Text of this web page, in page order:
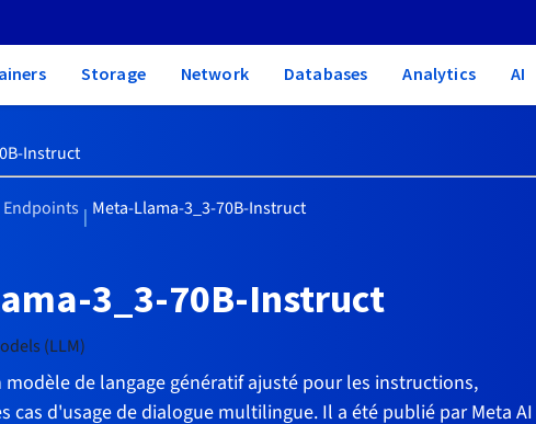
Storage Network Databases Analytics AI
Instruct
Endpoints | Meta-Llama-3_3-70B-Instruct
3_3-70B-Instruct
(LLM)
modèle de langage génératif ajusté pour les instructions,
cas d'usage de dialogue multilingue. Il a été publié par Meta AI